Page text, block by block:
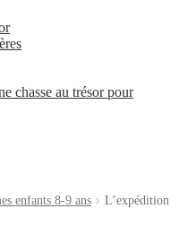
chasse au trésor pour
enfants 8-9 ans
L’expédition